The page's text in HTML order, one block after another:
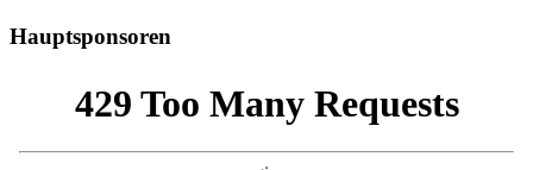
Hauptsponsoren